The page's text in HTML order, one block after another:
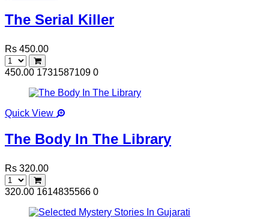
The Serial Killer
Rs 450.00
450.00 1731587109 0
Quick View
The Body In The Library
Rs 320.00
320.00 1614835566 0